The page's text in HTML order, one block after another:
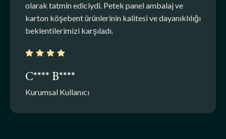
olarak tatmin ediciydi. Petek panel ambalaj ve
karton köşebent ürünlerinin kalitesi ve dayanıklılığı
beklentilerimizi karşıladı.
C**** B****
Kurumsal Kullanıcı